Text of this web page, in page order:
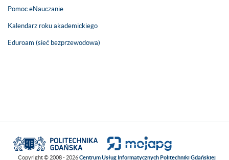
Pomoc eNauczanie
Kalendarz roku akademickiego
Eduroam (sieć bezprzewodowa)
Copyright © 2008 - 2026Centrum Usług Informatycznych Politechniki Gdańskiej